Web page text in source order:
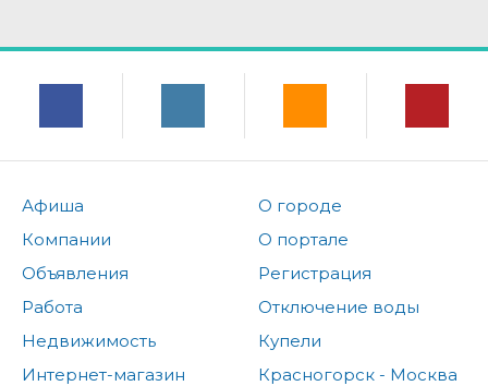
Афиша
Компании
Объявления
Работа
Недвижимость
Интернет-магазин
О городе
О портале
Регистрация
Отключение воды
Купели
Красногорск - Москва